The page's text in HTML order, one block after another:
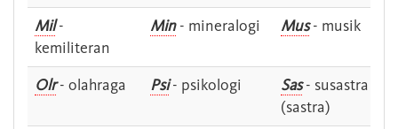
Mil-
kemiliteran
Min- mineralogi Mus- musik
Olr- olahraga Psi- psikologi Sas- susastra -
(sastra)